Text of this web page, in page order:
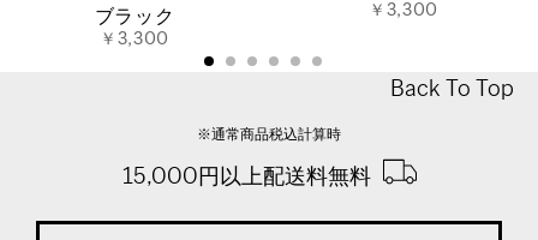
ブラック
￥3,300
￥3,300
Back To Top
※通常商品税込計算時
15,000円以上配送料無料